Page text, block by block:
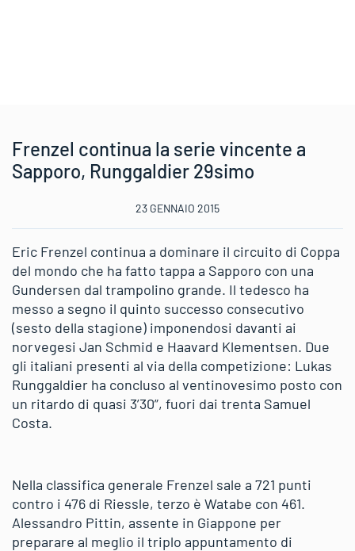
Frenzel continua la serie vincente a
Sapporo, Runggaldier 29simo
23 GENNAIO 2015
Eric Frenzel continua a dominare il circuito di Coppa
del mondo che ha fatto tappa a Sapporo con una
Gundersen dal trampolino grande. Il tedesco ha
messo a segno il quinto successo consecutivo
(sesto della stagione) imponendosi davanti ai
norvegesi Jan Schmid e Haavard Klementsen. Due
gli italiani presenti al via della competizione: Lukas
Runggaldier ha concluso al ventinovesimo posto con
un ritardo di quasi 3’30”, fuori dai trenta Samuel
Costa.
Nella classifica generale Frenzel sale a 721 punti
contro i 476 di Riessle, terzo è Watabe con 461.
Alessandro Pittin, assente in Giappone per
preparare al meglio il triplo appuntamento di